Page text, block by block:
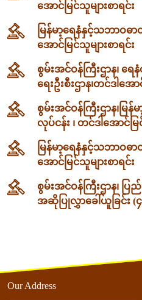
အောင်မြင်သူများစာရင်း
မြန်မာ့ရေနံနှင့်သဘာဝဓာ
အောင်မြင်သူများစာရင်း
စွမ်းအင်ဝန်ကြီးဌာန၊ ရ
ရေးဦးစီးဌာန၊တင်ဒါအ
စွမ်းအင်ဝန်ကြီးဌာန၊မြ
လုပ်ငန်း ၊ တင်ဒါအောင်မြ
မြန်မာ့ရေနံနှင့်သဘာဝဓာ
အောင်မြင်သူများစာရင်း
စွမ်းအင်ဝန်ကြီးဌာန၊ ပြ
အဆိုပြုလွှာခေါ်ယူခြင်း (၄/
Our Address